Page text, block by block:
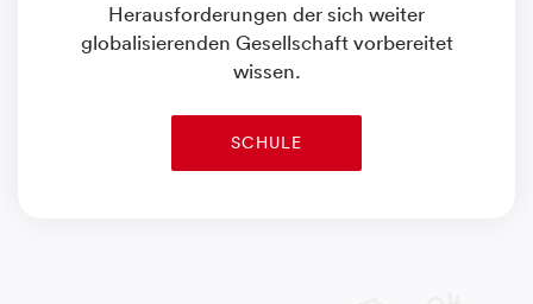
Herausforderungen der sich weiter
globalisierenden Gesellschaft vorbereitet
wissen.
SCHULE